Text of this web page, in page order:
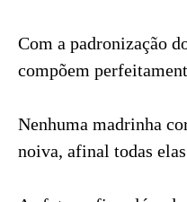
Com a padronização
compõem
Nenhuma madrinha
noiva, afinal todas